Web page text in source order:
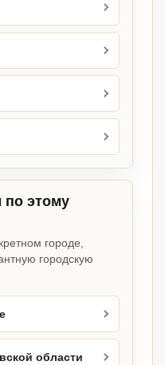
по этому
городе,
городскую
области